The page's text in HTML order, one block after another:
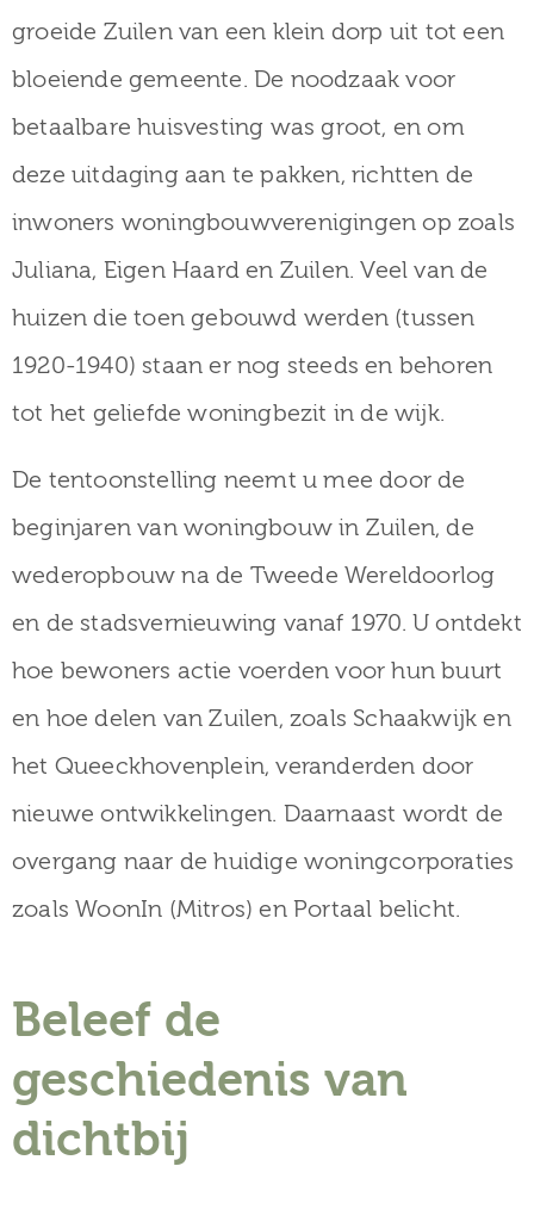
groeide Zuilen van een klein dorp uit tot een
bloeiende gemeente. De noodzaak voor
betaalbare huisvesting was groot, en om
deze uitdaging aan te pakken, richtten de
inwoners woningbouwverenigingen op zoals
Juliana, Eigen Haard en Zuilen. Veel van de
huizen die toen gebouwd werden (tussen
1920-1940) staan er nog steeds en behoren
tot het geliefde woningbezit in de wijk.
De tentoonstelling neemt u mee door de
beginjaren van woningbouw in Zuilen, de
wederopbouw na de Tweede Wereldoorlog
en de stadsvernieuwing vanaf 1970. U ontdekt
hoe bewoners actie voerden voor hun buurt
en hoe delen van Zuilen, zoals Schaakwijk en
het Queeckhovenplein, veranderden door
nieuwe ontwikkelingen. Daarnaast wordt de
overgang naar de huidige woningcorporaties
zoals WoonIn (Mitros) en Portaal belicht.
Beleef de
geschiedenis van
dichtbij